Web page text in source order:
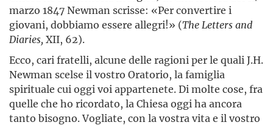
marzo 1847 Newman scrisse: «Per convertire i
giovani, dobbiamo essere allegri!» (The Letters and
Diaries, XII, 62).
Ecco, cari fratelli, alcune delle ragioni per le quali J.H.
Newman scelse il vostro Oratorio, la famiglia
spirituale cui oggi voi appartenete. Di molte cose, fra
quelle che ho ricordato, la Chiesa oggi ha ancora
tanto bisogno. Vogliate, con la vostra vita e il vostro